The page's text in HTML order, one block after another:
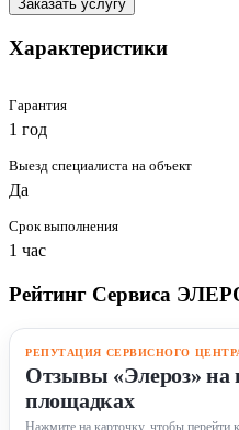
Заказать услугу
Характеристики
Гарантия
1 год
Выезд специалиста на объект
Да
Срок выполнения
1 час
Рейтинг Сервиса
РЕПУТАЦИЯ СЕРВИСНОГО
Отзывы «Элероз» на
площадках
Нажмите на карточку, чтобы перейти